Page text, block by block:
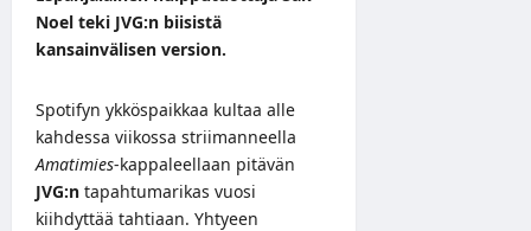
Noel teki JVG:n biisistä
kansainvälisen version.
Spotifyn ykköspaikkaa kultaa alle
kahdessa viikossa striimanneella
Amatimies-kappaleellaan pitävän
JVG:n tapahtumarikas vuosi
kiihdyttää tahtiaan. Yhtyeen